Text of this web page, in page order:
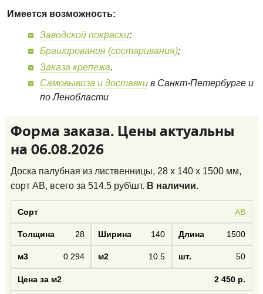
Имеется возможность:
Заводской покраски;
Браширования (состаривания);
Заказа крепежа.
Самовывоза и доставки в Санкт-Петербурге и
по Ленобласти
Форма заказа. Цены актуальны
на 06.08.2026
Доска палубная из лиственницы, 28 x 140 x 1500 мм,
сорт AB, всего за 514.5 руб\шт. В наличии.
AB
28 140 1500
0.294 10.5 50
2 450 р.